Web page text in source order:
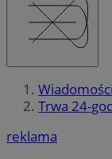
Trwa 24-
reklama